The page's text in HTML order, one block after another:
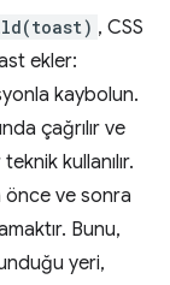
, CSS
ekler:
kaybolun.
çağrılır ve
kullanılır.
önce ve sonra
Bunu,
yeri,